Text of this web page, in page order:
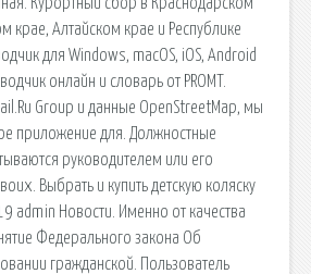
крае, Алтайском крае и Республике
для Windows, macOS, iOS, Android
онлайн и словарь от PROMT.
Group и данные OpenStreetMap, мы
приложение для. Должностные
руководителем или его
Выбрать и купить детскую коляску
admin Новости. Именно от качества
Федерального закона Об
гражданской. Пользователь